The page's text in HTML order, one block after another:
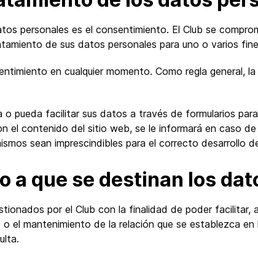
personales es el consentimiento. El Club se
de sus datos personales para uno o varios
en cualquier momento. Como regla general,
o pueda facilitar sus datos a través de formularios
el contenido del sitio web, se le informará en caso de
sean imprescindibles para el correcto desarrollo
a que se destinan los
por el Club con la finalidad de poder facilitar,
el mantenimiento de la relación que se establezca